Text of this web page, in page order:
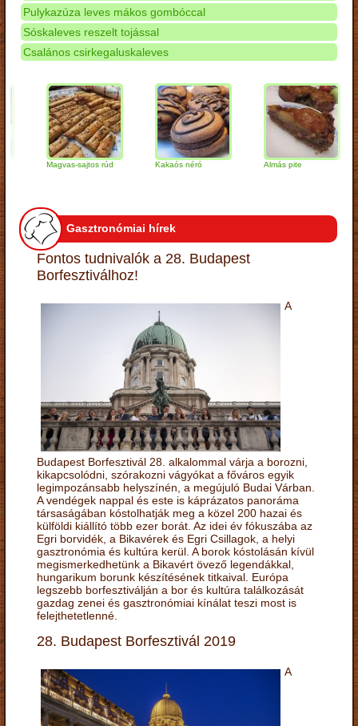
Pulykazúza leves mákos gombóccal
Sóskaleves reszelt tojással
Csalános csirkegaluskaleves
Magvas-sajtos rúd Kakaós néró Almás pite
Gasztronómiai hírek
Fontos tudnivalók a 28. Budapest
Borfesztiválhoz!
A
Budapest Borfesztivál 28. alkalommal várja a borozni,
kikapcsolódni, szórakozni vágyókat a főváros egyik
legimpozánsabb helyszínén, a megújuló Budai Várban.
A vendégek nappal és este is káprázatos panoráma
társaságában kóstolhatják meg a közel 200 hazai és
külföldi kiállító több ezer borát. Az idei év fókuszába az
Egri borvidék, a Bikavérek és Egri Csillagok, a helyi
gasztronómia és kultúra kerül. A borok kóstolásán kívül
megismerkedhetünk a Bikavért övező legendákkal,
hungarikum borunk készítésének titkaival. Európa
legszebb borfesztiválján a bor és kultúra találkozását
gazdag zenei és gasztronómiai kínálat teszi most is
felejthetetlenné.
28. Budapest Borfesztivál 2019
A